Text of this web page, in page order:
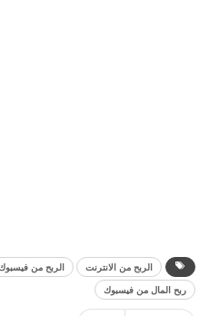
الربح من الانترنت الربح من
ربح المال من فيسبوك